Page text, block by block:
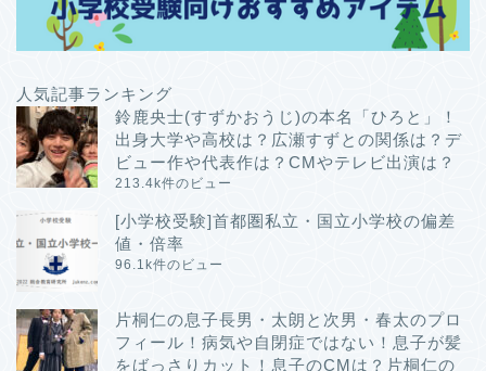
人気記事ランキング
鈴鹿央士(すずかおうじ)の本名「ひろと」！
出身大学や高校は？広瀬すずとの関係は？デ
ビュー作や代表作は？CMやテレビ出演は？
213.4k件のビュー
[小学校受験]首都圏私立・国立小学校の偏差
値・倍率
96.1k件のビュー
片桐仁の息子長男・太朗と次男・春太のプロ
フィール！病気や自閉症ではない！息子が髪
をばっさりカット！息子のCMは？片桐仁の